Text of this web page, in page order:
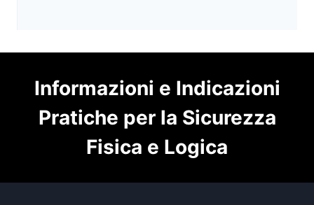
Informazioni e Indicazioni
Pratiche per la Sicurezza
Fisica e Logica